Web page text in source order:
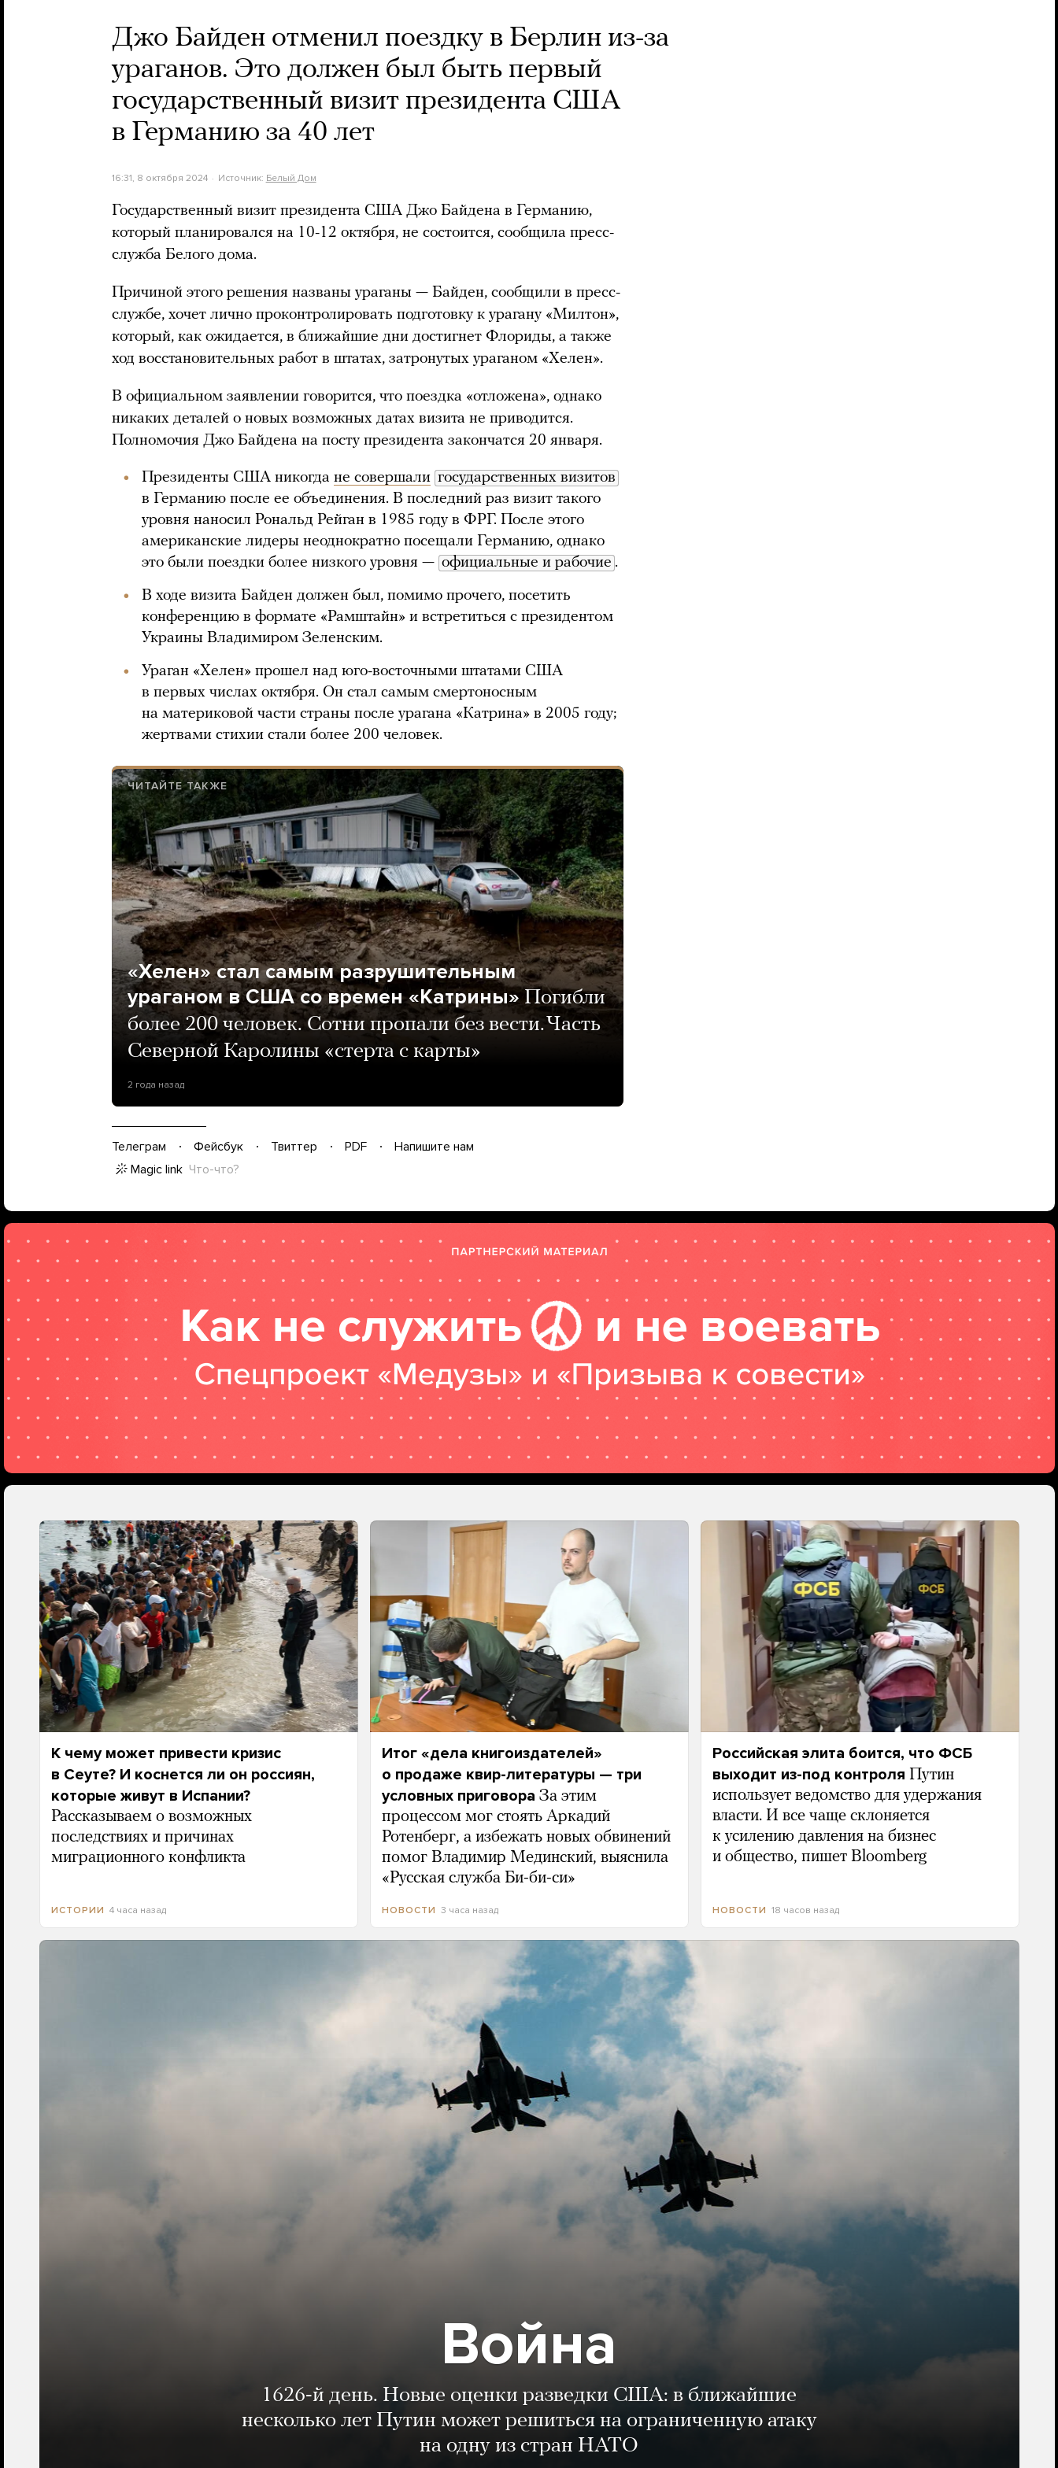
Джо Байден отменил поездку в Берлин из-за
ураганов. Это должен был быть первый
государственный визит президента США
в Германию за 40 лет
16:31, 8 октября 2024 Источник: Белый Дом
Государственный визит президента США Джо Байдена в Германию,
который планировался на 10-12 октября, не состоится, сообщила пресс-
служба Белого дома.
Причиной этого решения названы ураганы — Байден, сообщили в пресс-
службе, хочет лично проконтролировать подготовку к урагану «Милтон»,
который, как ожидается, в ближайшие дни достигнет Флориды, а также
ход восстановительных работ в штатах, затронутых ураганом «Хелен».
В официальном заявлении говорится, что поездка «отложена», однако
никаких деталей о новых возможных датах визита не приводится.
Полномочия Джо Байдена на посту президента закончатся 20 января.
Президенты США никогда не совершали государственных визитов
в Германию после ее объединения. В последний раз визит такого
уровня наносил Рональд Рейган в 1985 году в ФРГ. После этого
американские лидеры неоднократно посещали Германию, однако
это были поездки более низкого уровня — официальные и рабочие .
В ходе визита Байден должен был, помимо прочего, посетить
конференцию в формате «Рамштайн» и встретиться с президентом
Украины Владимиром Зеленским.
Ураган «Хелен» прошел над юго-восточными штатами США
в первых числах октября. Он стал самым смертоносным
на материковой части страны после урагана «Катрина» в 2005 году;
жертвами стихии стали более 200 человек.
ЧИТАЙТЕ ТАКЖЕ
«Хелен» стал самым разрушительным
ураганом в США со времен «Катрины» Погибли
более 200 человек. Сотни пропали без вести. Часть
Северной Каролины «стерта с карты»
2 года назад
Телеграм Фейсбук Твиттер PDF
Напишите нам
Magic link Что-что?
К чему может привести кризис
в Сеуте? И коснется ли он россиян,
которые живут в Испании?
Рассказываем о возможных
последствиях и причинах
миграционного конфликта
ИСТОРИИ 4 часа назад
Итог «дела книгоиздателей»
о продаже квир-литературы — три
условных приговора За этим
процессом мог стоять Аркадий
Ротенберг, а избежать новых обвинений
помог Владимир Мединский, выяснила
«Русская служба Би-би-си»
НОВОСТИ 3 часа назад
Российская элита боится, что ФСБ
выходит из-под контроля Путин
использует ведомство для удержания
власти. И все чаще склоняется
к усилению давления на бизнес
и общество, пишет Bloomberg
НОВОСТИ 18 часов назад
Война
1626-й день. Новые оценки разведки США: в ближайшие
несколько лет Путин может решиться на ограниченную атаку
на одну из стран НАТО